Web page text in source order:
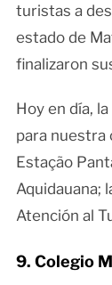
turistas a
estado de
finalizaron
Hoy en día,
para nuestra
Estação
Aquidauana;
Atención al
9. Colegio